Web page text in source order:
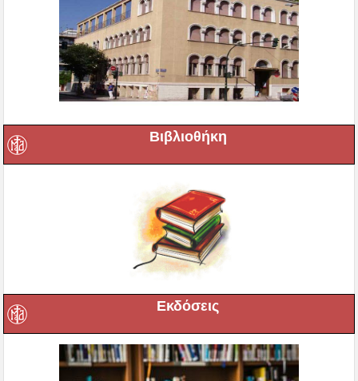
Βιβλιοθήκη
Εκδόσεις